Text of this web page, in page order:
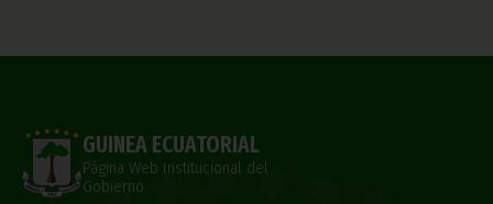
GUINEA ECUATORIAL
Página Web Institucional del
Gobierno